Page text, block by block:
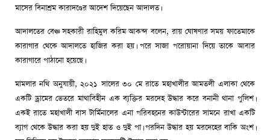
মাসের বিনাশ্রম কারাদণ্ডের আদেশ দিয়েছেন আদালত।
আদালতের বেঞ্চ সহকারী রাহিমুল করিম আকন্দ বলেন, রায় ঘোষণার সময় ফাতেমাকে
কারাগার থেকে আদালতে হাজির করা হয়। পরে সাজা পরোয়ানা দিয়ে তাকে আবার
কারাগারে পাঠানো হয়েছে।
মামলার নথি অনুযায়ী, ২০২১ সালের ৩০ মে রাতে মহাখালীর আমতলী এলাকা থেকে
একটি ড্রামের ভেতরে মাথাবিহীন এক ব্যক্তির মরদেহ উদ্ধার করে বনানী থানা পুলিশ।
একই রাতে মহাখালী বাস টার্মিনালের এনা পরিবহনের কাউন্টারের সামনে রাখা একটি
ব্যাগ থেকে উদ্ধার করা হয় দুই হাত ও দুই পা। পরদিন উদ্ধার হয় মরদেহের বাকি অংশ।